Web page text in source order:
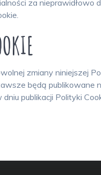
za
zmiany niniejszej
będą publikowane
publikacji Polityki